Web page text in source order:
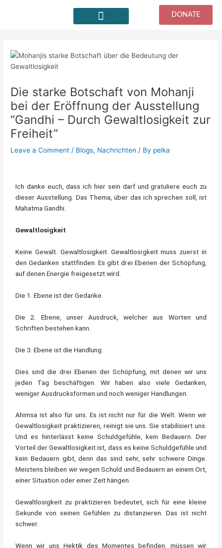
DONATE
Die starke Botschaft von Mohanji
bei der Eröffnung der Ausstellung
“Gandhi – Durch Gewaltlosigkeit zur
Freiheit”
Leave a Comment / Blogs, Nachrichten / By pelka
Ich danke euch, dass ich hier sein darf und gratuliere euch zu
dieser Ausstellung. Das Thema, über das ich sprechen soll, ist
Mahatma Gandhi.
Gewaltlosigkeit
Keine Gewalt. Gewaltlosigkeit. Gewaltlosigkeit muss zuerst in
den Gedanken stattfinden. Es gibt drei Ebenen der Schöpfung,
auf denen Energie freigesetzt wird.
Die 1. Ebene ist der Gedanke.
Die 2. Ebene, unser Ausdruck, welcher aus Worten und
Schriften bestehen kann.
Die 3. Ebene ist die Handlung.
Dies sind die drei Ebenen der Schöpfung, mit denen wir uns
jeden Tag beschäftigen. Wir haben also viele Gedanken,
weniger Ausdrucksformen und noch weniger Handlungen.
Ahimsa ist also für uns. Es ist nicht nur für die Welt. Wenn wir
Gewaltlosigkeit praktizieren, reinigt sie uns. Sie stabilisiert uns.
Und es hinterlässt keine Schuldgefühle, kein Bedauern. Der
Vorteil der Gewaltlosigkeit ist, dass es keine Schuldgefühle und
kein Bedauern gibt, denn das sind sehr, sehr schwere Dinge.
Meistens bleiben wir wegen Schuld und Bedauern an einem Ort,
einer Situation oder einer Zeit hängen.
Gewaltlosigkeit zu praktizieren bedeutet, sich für eine kleine
Sekunde von seinen Gefühlen zu distanzieren. Das ist nicht
schwer.
Wenn wir uns Hektik des Momentes befinden, müssen wir